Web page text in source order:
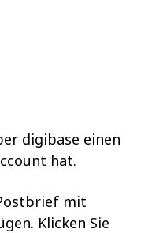
digibase einen
hat.
mit
Klicken Sie